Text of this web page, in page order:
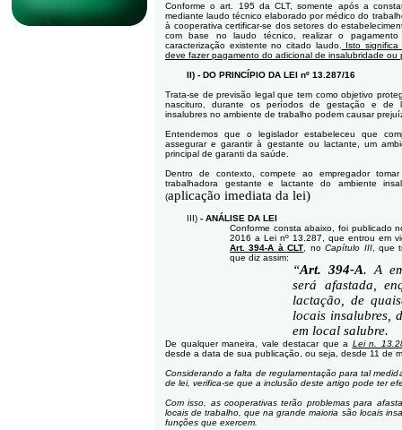
Conforme o art. 195 da CLT, somente após a
mediante laudo técnico elaborado por médico do
à cooperativa certificar-se dos setores do
com base no laudo técnico, realizar o
caracterização existente no citado laudo.
Isto
deve fazer pagamento do adicional de insalubridade ou
II) - DO PRINCÍPIO DA LEI nº 13.287/16
Trata-se de previsão legal que tem como objetivo
nascituro, durante os períodos de gestação e de
insalubres no ambiente de trabalho podem causar
Entendemos que o legislador estabeleceu que
assegurar e garantir à gestante ou lactante, um
principal de garanti da saúde.
Dentro de contexto, compete ao empregador
trabalhadora gestante e lactante do ambiente
(aplicação imediata da lei)
III) - ANÁLISE DA LEI
Conforme consta abaixo, foi publicado
2016 a Lei nº 13.287, que entrou em
Art. 394-A à CLT , noCapítulo III, que
que diz assim:
“Art. 394-A. A
será afastada,
lactação, de
locais insalubres,
em local salubre.
De qualquer maneira, vale destacar que a Lei n.
desde a data de sua publicação, ou seja, desde 11 de
Considerando a falta de regulamentação para tal
de lei, verifica-se que a inclusão deste artigo pode ter
Com isso, as cooperativas terão problemas para
locais de trabalho, que na grande maioria são locais
funções que exercem.